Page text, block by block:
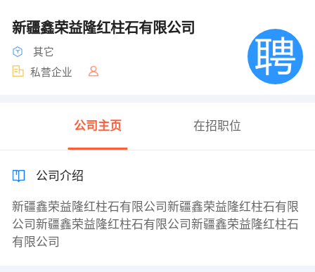
新疆鑫荣益隆红柱石有限公司
其它
私营企业
公司主页 在招职位
公司介绍
新疆鑫荣益隆红柱石有限公司新疆鑫荣益隆红柱石有限
公司新疆鑫荣益隆红柱石有限公司新疆鑫荣益隆红柱石
有限公司